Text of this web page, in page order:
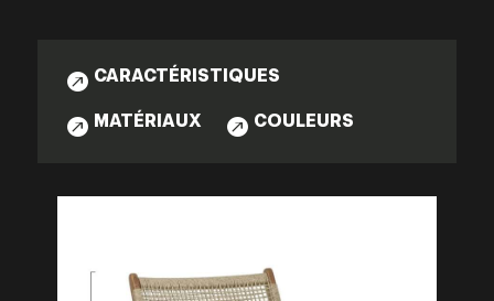
 CARACTÉRISTIQUES
 MATÉRIAUX  COULEURS